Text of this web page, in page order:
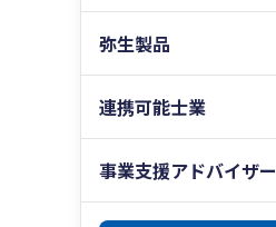
弥生製品
連携可能士業
事業支援アドバイザー